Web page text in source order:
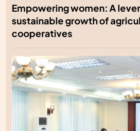
Empowering women: A
sustainable growth of
cooperatives